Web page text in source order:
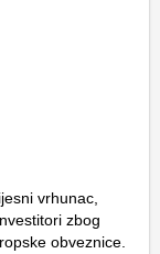
vrhunac,
zbog
obveznice.